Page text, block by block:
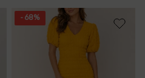
- 68%